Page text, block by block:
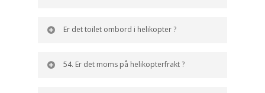
Er det toilet ombord i helikopter ?
54. Er det moms på helikopterfrakt ?